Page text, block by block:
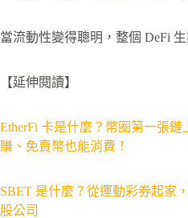
當流動性變得聰明，整個 DeFi
【延伸閱讀】
EtherFi 卡是什麼？幣圈第一張
賺、免賣幣也能消費！
SBET 是什麼？從運動彩券起家
股公司